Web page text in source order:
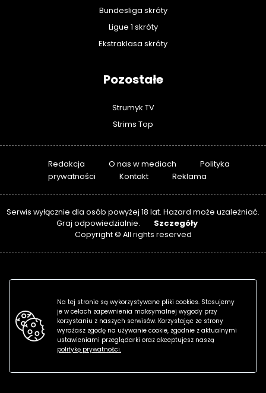
Bundesliga skróty
Ligue 1 skróty
Ekstraklasa skróty
Pozostałe
Strumyk TV
Strims Top
Redakcja O nas w mediach
Polityka
prywatności
Kontakt Reklama
Serwis wyłącznie dla osób powyżej 18 lat. Hazard może uzależniać.
Graj odpowiedzialnie.
Szczegóły
Copyright © All rights reserved
Na tej stronie są wykorzystywane pliki cookies. Stosujemy
je w celach zapewnienia maksymalnej wygody przy
korzystaniu z naszych serwisów. Korzystając ze strony
wyrażasz zgodę na używanie cookie, zgodnie z aktualnymi
ustawieniami przeglądarki oraz akceptujesz naszą
politykę prywatności.